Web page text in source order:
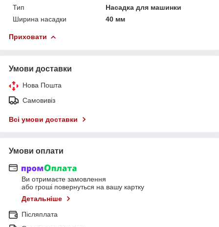
Тип
Насадка для машинки
Ширина насадки
40 мм
Приховати
Умови доставки
Нова Пошта
Самовивіз
Всі умови доставки
Умови оплати
Ви отримаєте замовлення
або гроші повернуться на вашу картку
Детальніше
Післяплата